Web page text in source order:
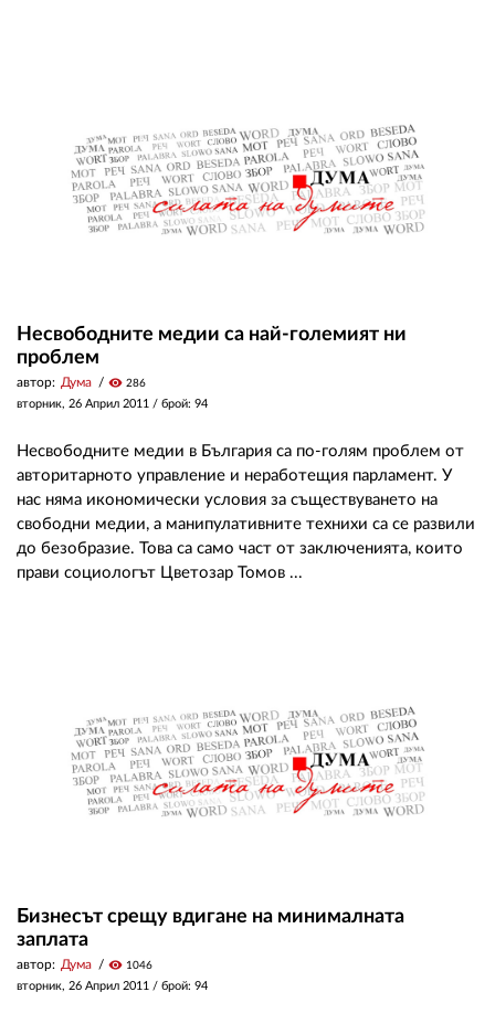
Несвободните медии са най-големият ни
проблем
автор: Дума visibility 286
вторник, 26 Април 2011 / брой: 94
Несвободните медии в България са по-голям проблем от
авторитарното управление и неработещия парламент. У
нас няма икономически условия за съществуването на
свободни медии, а манипулативните технихи са се развили
до безобразие. Това са само част от заключенията, които
прави социологът Цветозар Томов ...
Бизнесът срещу вдигане на минималната
заплата
автор: Дума visibility 1046
вторник, 26 Април 2011 / брой: 94